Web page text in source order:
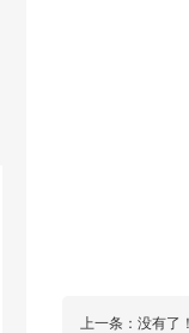
上一条：没有了！